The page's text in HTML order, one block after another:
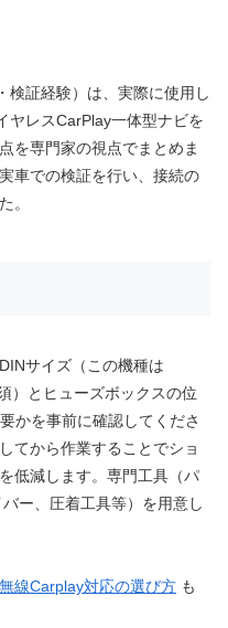
検証経験）は、実際に使用し
ヤレスCarPlay一体型ナビを
を専門家の視点でまとめま
車での検証を行い、接続の
。
サイズ（この機種は
）とヒューズボックスの位
かを事前に確認してくださ
てから作業することでショ
低減します。専門工具（パ
ー、圧着工具等）を用意し
線Carplay対応の選び方 も